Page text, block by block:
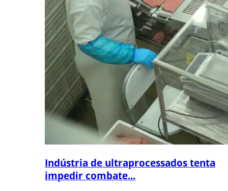
Indústria de ultraprocessados tenta
impedir combate...